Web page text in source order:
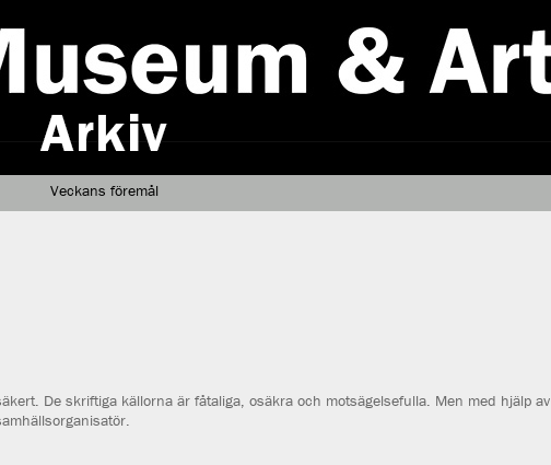
Veckans föremål
De skriftiga källorna är fåtaliga, osäkra och motsägelsefulla. Men med hjälp av